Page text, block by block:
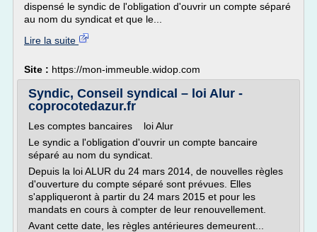
dispensé le syndic de l'obligation d'ouvrir un compte séparé
au nom du syndicat et que le...
Lire la suite
Site : https://mon-immeuble.widop.com
Syndic, Conseil syndical – loi Alur -
coprocotedazur.fr
Les comptes bancaires loi Alur
Le syndic a l'obligation d'ouvrir un compte bancaire
séparé au nom du syndicat.
Depuis la loi ALUR du 24 mars 2014, de nouvelles règles
d'ouverture du compte séparé sont prévues. Elles
s'appliqueront à partir du 24 mars 2015 et pour les
mandats en cours à compter de leur renouvellement.
Avant cette date, les règles antérieures demeurent...